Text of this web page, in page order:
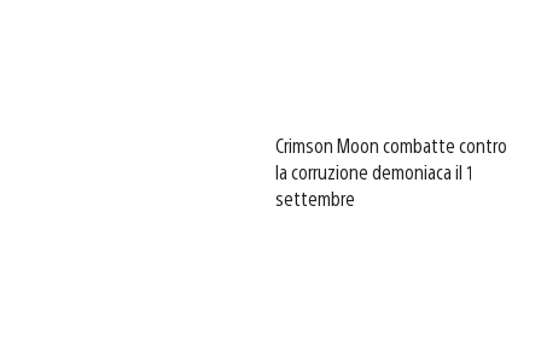
Crimson Moon combatte contro
la corruzione demoniaca il 1
settembre